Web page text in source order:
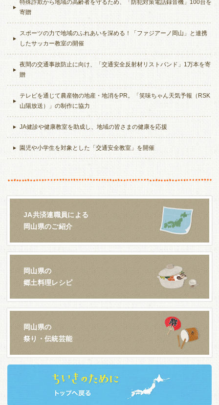
特殊詐欺から地域の高齢者を守るため、「防犯対策電話録音機」100台を
寄贈
スポーツの力で地域のふれあいを深める！「ファジアーノ岡山」と連携
したサッカー教室の開催
夜間の交通事故防止に向け、「交通安全反射材リストバンド」1万本を寄
贈
テレビを通じて農産物の地産・地消をPR。「笑味ちゃん天気予報（RSK
山陽放送）」の制作に協力
JA健診や健康教室を助成し、地域の皆さまの健康を応援
園児や小学生を対象とした「交通安全教室」を開催
JA共済連職員による
岡山県のご紹介
岡山県の
郷土料理レシピ
岡山県の
祭り・伝統芸能